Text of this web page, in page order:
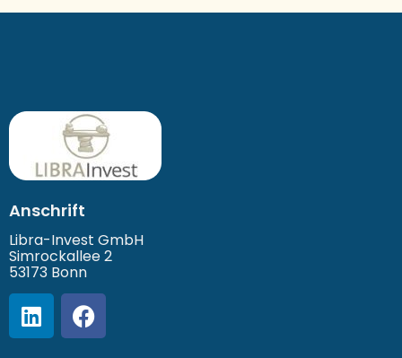
Anschrift
Libra-Invest GmbH
Simrockallee 2
53173 Bonn